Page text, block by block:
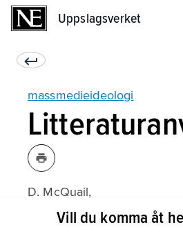
Uppslagsverket
massmedieideologi
D. McQuail,
Masskommunikationsteori
Vill du komma åt